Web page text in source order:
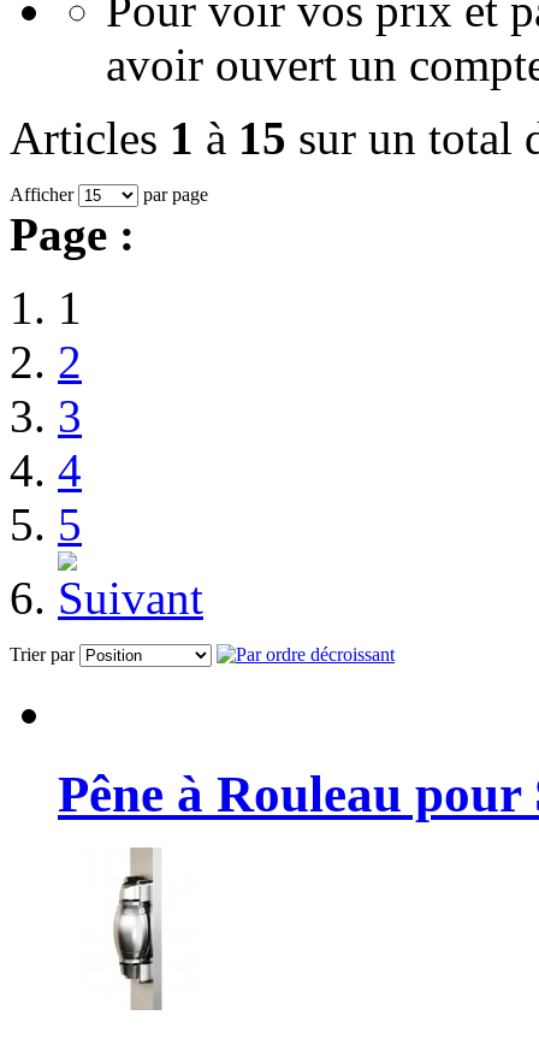
avoir ouvert un
Articles 1 à 15 sur un total
Afficher par page
Page :
1
2
3
4
5
Trier par
Pêne à Rouleau